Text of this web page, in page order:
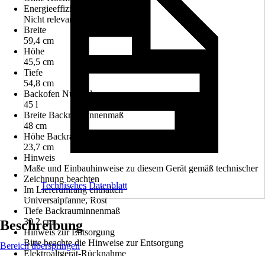
Energieeffizienzklasse
Nicht relevant
Breite
59,4 cm
Höhe
45,5 cm
Tiefe
54,8 cm
Backofen Nutzvolumen
45 l
Breite Backrauminnenmaß
48 cm
Höhe Backrauminnenmaß
23,7 cm
Hinweis
Maße und Einbauhinweise zu diesem Gerät gemäß technischer
Zeichnung beachten
Im Lieferumfang enthalten
Universalpfanne, Rost
Tiefe Backrauminnenmaß
39,2 cm
Hinweis zur Entsorgung
Bitte beachte die Hinweise zur Entsorgung
Elektroaltgerät-Rücknahme
Technisches Datenblatt
Beschreibung
Bereich überspringen